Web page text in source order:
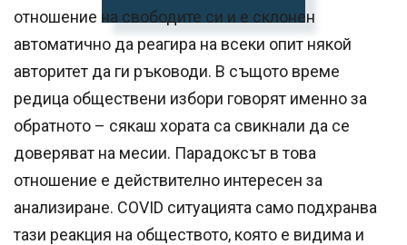
отношение на свободите си и е склонен
автоматично да реагира на всеки опит някой
авторитет да ги ръководи. В същото време
редица обществени избори говорят именно за
обратното – сякаш хората са свикнали да се
доверяват на месии. Парадоксът в това
отношение е действително интересен за
анализиране. COVID ситуацията само подхранва
тази реакция на обществото, която е видима и